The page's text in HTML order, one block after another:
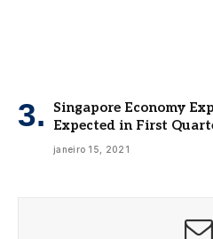
Singapore Economy
Expected in First
janeiro 15, 2021